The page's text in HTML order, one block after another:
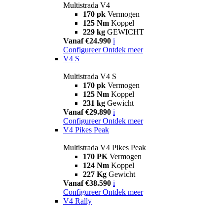
Multistrada V4
170 pk Vermogen
125 Nm Koppel
229 kg GEWICHT
Vanaf €24.990 i
Configureer Ontdek meer
V4 S
Multistrada V4 S
170 pk Vermogen
125 Nm Koppel
231 kg Gewicht
Vanaf €29.890 i
Configureer Ontdek meer
V4 Pikes Peak
Multistrada V4 Pikes Peak
170 PK Vermogen
124 Nm Koppel
227 Kg Gewicht
Vanaf €38.590 i
Configureer Ontdek meer
V4 Rally